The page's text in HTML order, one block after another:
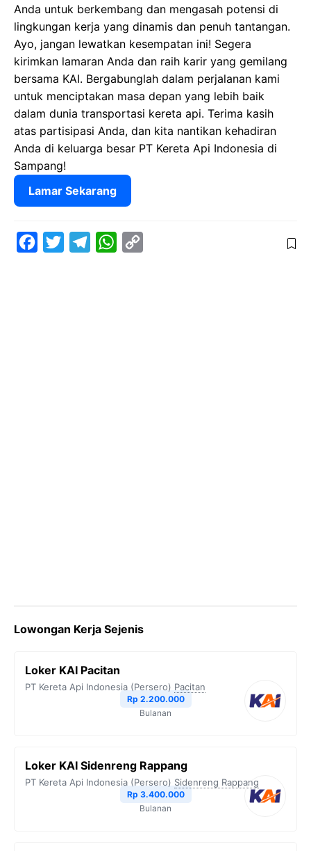
Anda untuk berkembang dan mengasah potensi di
lingkungan kerja yang dinamis dan penuh tantangan.
Ayo, jangan lewatkan kesempatan ini! Segera
kirimkan lamaran Anda dan raih karir yang gemilang
bersama KAI. Bergabunglah dalam perjalanan kami
untuk menciptakan masa depan yang lebih baik
dalam dunia transportasi kereta api. Terima kasih
atas partisipasi Anda, dan kita nantikan kehadiran
Anda di keluarga besar PT Kereta Api Indonesia di
Sampang!
Lamar Sekarang
W
Lowongan Kerja Sejenis
Loker KAI Pacitan
PT Kereta Api Indonesia (Persero) Pacitan
Rp 2.200.000
Bulanan
Loker KAI Sidenreng Rappang
PT Kereta Api Indonesia (Persero) Sidenreng Rappang
Rp 3.400.000
Bulanan